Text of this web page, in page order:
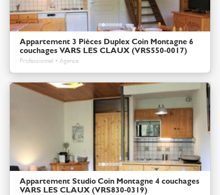
Appartement 3 Pièces Duplex Coin Montagne 6
couchages VARS LES CLAUX (VRS550-0017)
Professionnel • Agence
Appartement Studio Coin Montagne 4 couchages
VARS LES CLAUX (VRS830-0319)